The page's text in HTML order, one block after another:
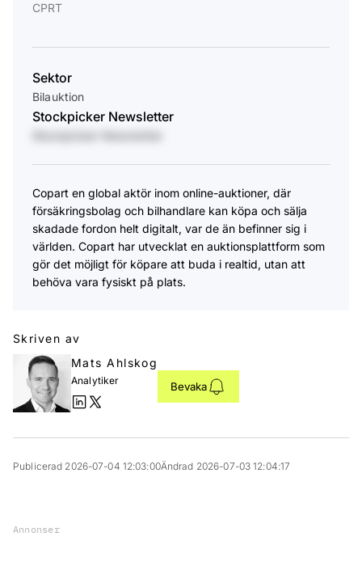
CPRT
Sektor
Bilauktion
Stockpicker Newsletter
Copart en global aktör inom online-auktioner, där
försäkringsbolag och bilhandlare kan köpa och sälja
skadade fordon helt digitalt, var de än befinner sig i
världen. Copart har utvecklat en auktionsplattform som
gör det möjligt för köpare att buda i realtid, utan att
behöva vara fysiskt på plats.
Skriven av
Mats Ahlskog
Analytiker Bevaka
Publicerad 2026-07-04 12:03:00Ändrad 2026-07-03 12:04:17
Annonser